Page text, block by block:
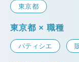
東京都
東京都 × 職種
パティシエ